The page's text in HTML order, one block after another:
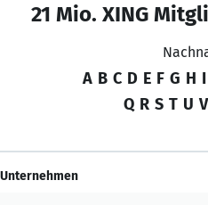
21 Mio. XING
A B C D E F G H I
Q R S T U V
Unternehmen